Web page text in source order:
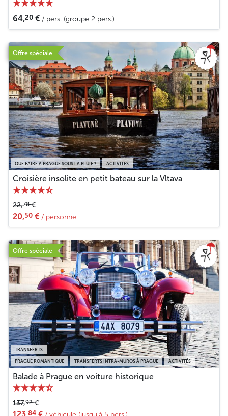
64,20 € / pers. (groupe 2 pers.)
Offre spéciale
QUE FAIRE À PRAGUE SOUS LA PLUIE ? ACTIVITÉS
Croisière insolite en petit bateau sur la Vltava
22,78€
20,50 € / personne
Offre spéciale
PRAGUE ROMANTIQUE TRANSFERTS INTRA-MUROS À PRAGUE ACTIVITÉS
TRANSFERTS
Balade à Prague en voiture historique
137,92€
123, 84 €